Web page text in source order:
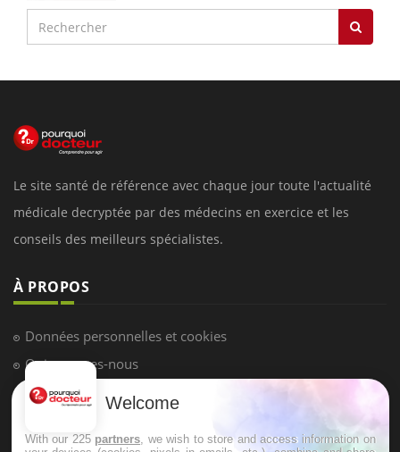
Le site santé de référence avec chaque jour toute l'actualité
médicale decryptée par des médecins en exercice et les
conseils des meilleurs spécialistes.
À PROPOS
Données personnelles et cookies
Qui sommes-nous
Conditions d'utilisation
Mentions Légales
Welcome
With our 225 partners , we wish to store and access information on